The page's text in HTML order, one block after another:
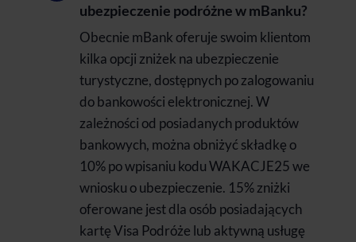
ubezpieczenie podróżne w mBanku?
Obecnie mBank oferuje swoim klientom
kilka opcji zniżek na ubezpieczenie
turystyczne, dostępnych po zalogowaniu
do bankowości elektronicznej. W
zależności od posiadanych produktów
bankowych, można obniżyć składkę o
10% po wpisaniu kodu WAKACJE25 we
wniosku o ubezpieczenie. 15% zniżki
oferowane jest dla osób posiadających
kartę Visa Podróże lub aktywną usługę